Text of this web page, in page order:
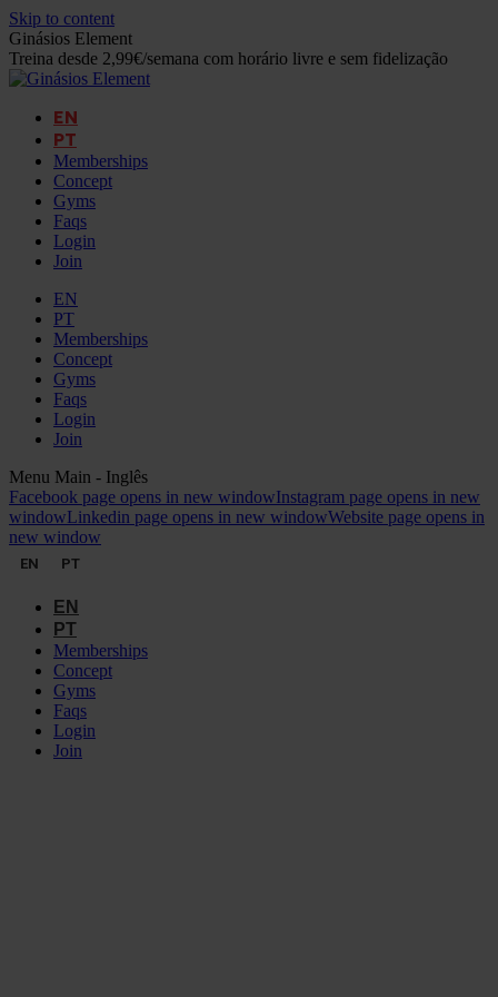
Skip to content
Ginásios Element
Treina desde 2,99€/semana com horário livre e sem fidelização
EN
PT
Memberships
Concept
Gyms
Faqs
Login
Join
EN
PT
Memberships
Concept
Gyms
Faqs
Login
Join
Menu Main - Inglês
Facebook page opens in new windowInstagram page opens in new
windowLinkedin page opens in new windowWebsite page opens in
new window
EN PT
EN
PT
Memberships
Concept
Gyms
Faqs
Login
Join